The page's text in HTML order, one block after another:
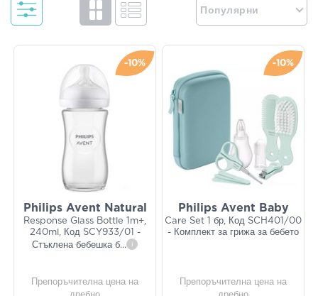
Популярни
-10%
Philips Avent Natural
Response Glass Bottle 1m+,
240ml, Код SCY933/01 -
Стъклена бебешка б... i
Препоръчителна цена на
-10%
Philips Avent Baby
Care Set 1 бр, Код SCH401/00
- Комплект за грижа за бебето
Препоръчителна цена на